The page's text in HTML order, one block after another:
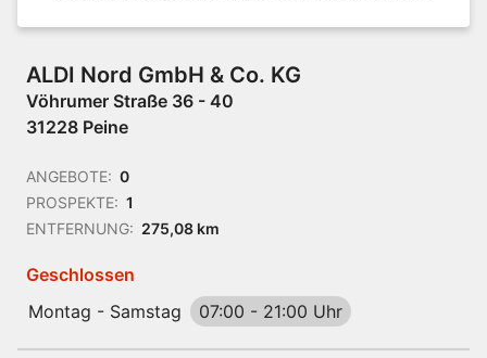
ALDI Nord GmbH & Co. KG
Vöhrumer Straße 36 - 40
31228 Peine
ANGEBOTE: 0
PROSPEKTE: 1
ENTFERNUNG: 275,08 km
Geschlossen
Montag - Samstag
07:00 - 21:00 Uhr